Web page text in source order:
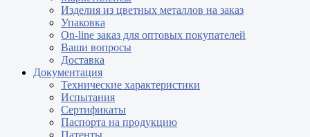
Изделия из цветных металлов на заказ
Упаковка
On-line заказ для оптовых покупателей
Ваши вопросы
Доставка
Документация
Технические характеристики
Испытания
Сертификаты
Паспорта на продукцию
Патенты